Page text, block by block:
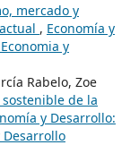
mercado y
, Economía y
y
Rabelo, Zoe
de la
y Desarrollo:
Desarrollo